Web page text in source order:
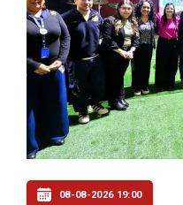
08-08-2026 19:00